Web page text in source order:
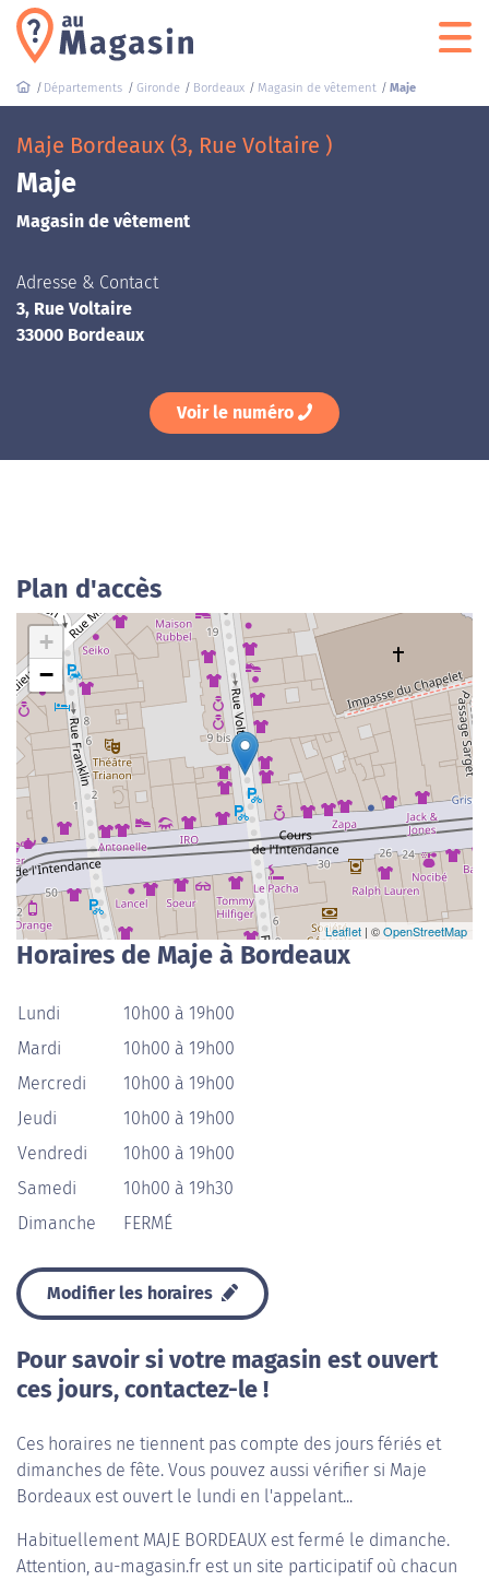
Départements Gironde Bordeaux Magasin de vêtement Maje
Maje Bordeaux (3, Rue Voltaire )
Maje
Magasin de vêtement
Adresse & Contact
3, Rue Voltaire
33000 Bordeaux
Voir le numéro
Plan d'accès
+
−
Leaflet | ©OpenStreetMap
Horaires de Maje à Bordeaux
Lundi
10h00 à 19h00
Mardi
10h00 à 19h00
Mercredi
10h00 à 19h00
Jeudi
10h00 à 19h00
Vendredi
10h00 à 19h00
Samedi
10h00 à 19h30
Dimanche
FERMÉ
Modifier les horaires
Pour savoir si votre magasin est ouvert
ces jours, contactez-le !
Ces horaires ne tiennent pas compte des jours fériés et
dimanches de fête. Vous pouvez aussi vérifier si Maje
Bordeaux est ouvert le lundi en l'appelant...
Habituellement MAJE BORDEAUX est fermé le dimanche.
Attention, au-magasin.fr est un site participatif où chacun